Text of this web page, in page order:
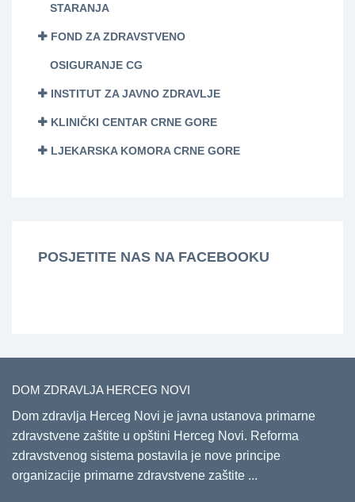
STARANJA
FOND ZA ZDRAVSTVENO
OSIGURANJE CG
INSTITUT ZA JAVNO ZDRAVLJE
KLINIČKI CENTAR CRNE GORE
LJEKARSKA KOMORA CRNE GORE
POSJETITE NAS NA FACEBOOKU
DOM ZDRAVLJA HERCEG NOVI
Dom zdravlja Herceg Novi je javna ustanova primarne
zdravstvene zaštite u opštini Herceg Novi. Reforma
zdravstvenog sistema postavila je nove principe
organizacije primarne zdravstvene zaštite ...